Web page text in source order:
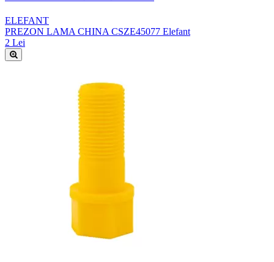
ELEFANT
PREZON LAMA CHINA CSZE45077 Elefant
2 Lei